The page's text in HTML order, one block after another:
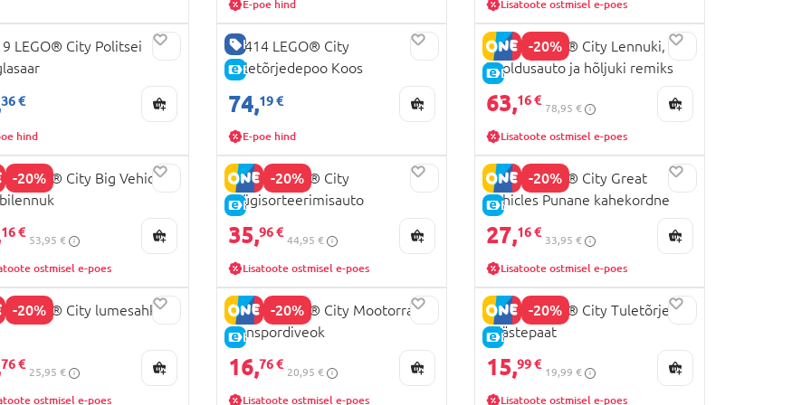
E-poe hind Lisatoote ostmisel e-poes
HIND
LEGO® City Politsei
36 €
hind
HEA HIND
E-HIND
60414 LEGO® City
Tuletõrjedepoo Koos
74,19 €
E-poe hind
-20%
E-HIND
60505 LEGO® City Lennuki,
hooldusauto ja hõljuki remiks
63,16 €
78,95 €
Lisatoote ostmisel e-poes
-20%
LEGO® City Big Vehicles
16 €
53,95 €
ostmisel e-poes
-20%
E-HIND
60495 LEGO® City
prügisorteerimisauto
35,96 €
44,95 €
Lisatoote ostmisel e-poes
-20%
E-HIND
60407 LEGO® City Great
Vehicles Punane kahekordne
turistibuss
27,16 €
33,95 €
Lisatoote ostmisel e-poes
-20%
LEGO® City lumesahk
76 €
25,95 €
ostmisel e-poes
-20%
E-HIND
60491 LEGO® City Mootorratta
transpordiveok
16,76 €
20,95 €
Lisatoote ostmisel e-poes
-20%
E-HIND
60373 LEGO® City Tuletõrje
päästepaat
15,99 €
19,99 €
Lisatoote ostmisel e-poes